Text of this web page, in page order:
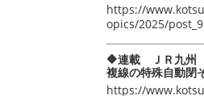
https://
opics/2025/
🔶連載 ＪＲ九州
複線の特殊自動閉
https://